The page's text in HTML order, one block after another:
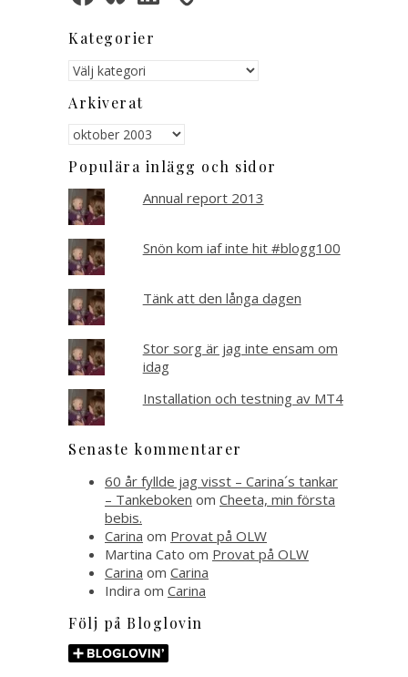
Kategorier
Kategorier
Arkiverat
Arkiverat
Populära inlägg och sidor
Annual report 2013
Snön kom iaf inte hit #blogg100
Tänk att den långa dagen
Stor sorg är jag inte ensam om
idag
Installation och testning av MT4
Senaste kommentarer
60 år fyllde jag visst – Carina´s tankar
– Tankeboken om Cheeta, min första
bebis.
Carina om Provat på OLW
Martina Cato om Provat på OLW
Carina om Carina
Indira om Carina
Följ på Bloglovin